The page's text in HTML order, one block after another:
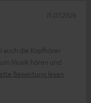
auch die Kopfhörer
Musik hören und
Bewertung lesen
11.07.2026